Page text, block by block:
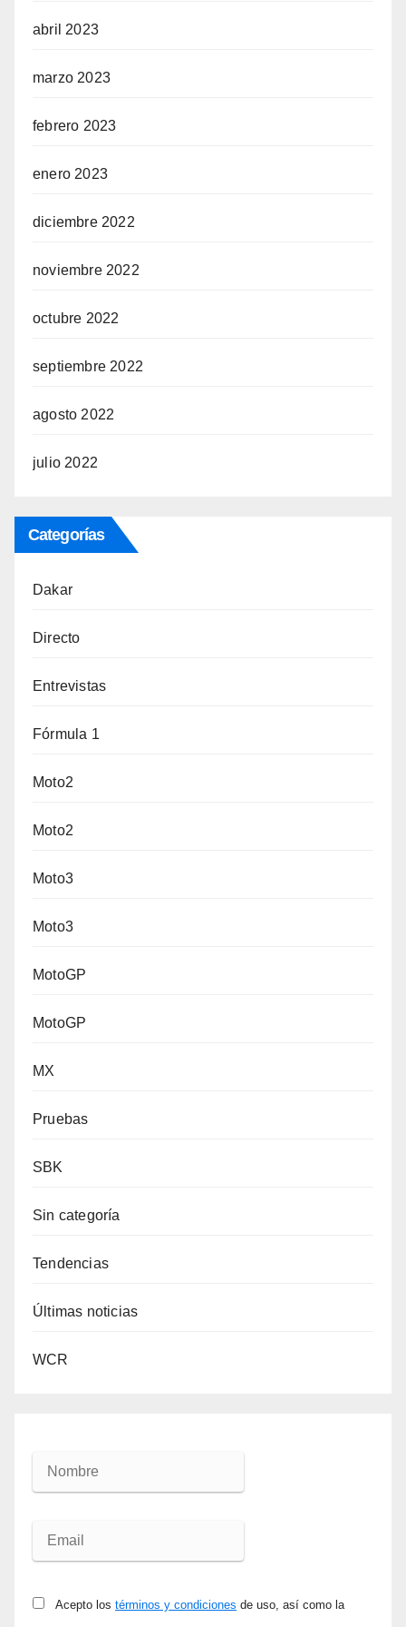
abril 2023
marzo 2023
febrero 2023
enero 2023
diciembre 2022
noviembre 2022
octubre 2022
septiembre 2022
agosto 2022
julio 2022
Categorías
Dakar
Directo
Entrevistas
Fórmula 1
Moto2
Moto2
Moto3
Moto3
MotoGP
MotoGP
MX
Pruebas
SBK
Sin categoría
Tendencias
Últimas noticias
WCR
Acepto los términos y condiciones de uso, así como la